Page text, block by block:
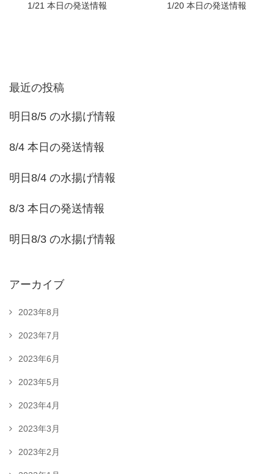
1/21 本日の発送情報
1/20 本日の発送情報
最近の投稿
明日8/5 の水揚げ情報
8/4 本日の発送情報
明日8/4 の水揚げ情報
8/3 本日の発送情報
明日8/3 の水揚げ情報
アーカイブ
2023年8月
2023年7月
2023年6月
2023年5月
2023年4月
2023年3月
2023年2月